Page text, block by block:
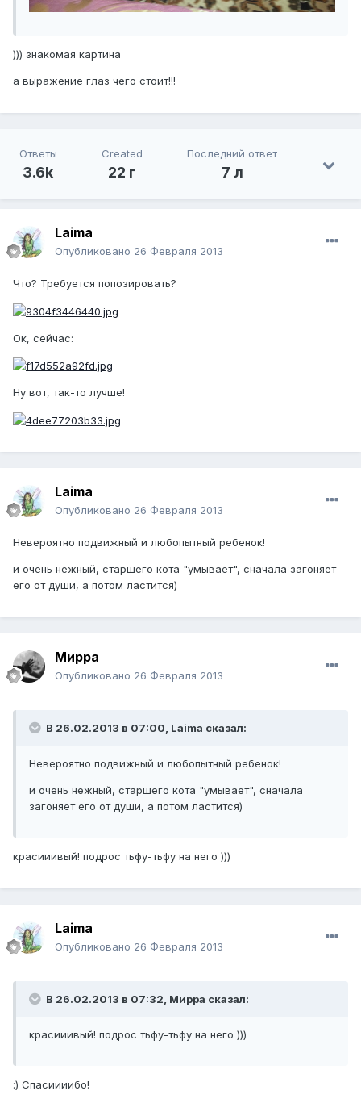
))) знакомая картина
а выражение глаз чего стоит!!!
Ответы
3.6k
Created
22 г
Последний ответ
7 л
Laimа
Опубликовано 26 Февраля 2013
Что? Требуется попозировать?
Ок, сейчас:
Ну вот, так-то лучше!
Laimа
Опубликовано 26 Февраля 2013
Невероятно подвижный и любопытный ребенок!
и очень нежный, старшего кота "умывает", сначала загоняет
его от души, а потом ластится)
Мирра
Опубликовано 26 Февраля 2013
В 26.02.2013 в 07:00, Laimа сказал:
Невероятно подвижный и любопытный ребенок!
и очень нежный, старшего кота "умывает", сначала
загоняет его от души, а потом ластится)
красииивый! подрос тьфу-тьфу на него )))
Laimа
Опубликовано 26 Февраля 2013
В 26.02.2013 в 07:32, Мирра сказал:
красииивый! подрос тьфу-тьфу на него )))
:) Спасиииибо!